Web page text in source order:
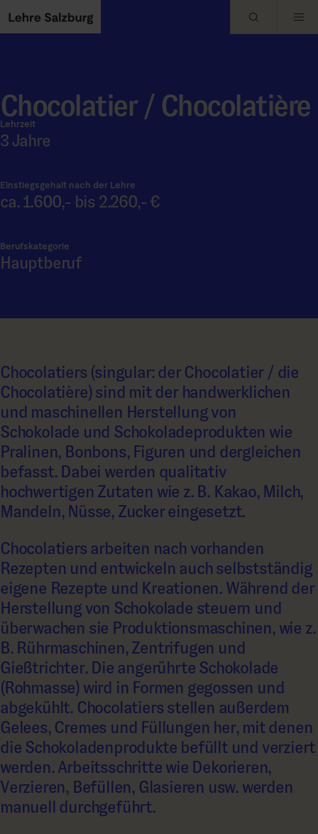
Skip to main content
Chocolatier / Chocolatière
Lehrzeit
3 Jahre
Einstiegsgehalt nach der Lehre
ca. 1.600,- bis 2.260,- €
Berufskategorie
Hauptberuf
Chocolatiers (singular: der Chocolatier / die
Chocolatière) sind mit der handwerklichen
und maschinellen Herstellung von
Schokolade und Schokoladeprodukten wie
Pralinen, Bonbons, Figuren und dergleichen
befasst. Dabei werden qualitativ
hochwertigen Zutaten wie z. B. Kakao, Milch,
Mandeln, Nüsse, Zucker eingesetzt.
Chocolatiers arbeiten nach vorhanden
Rezepten und entwickeln auch selbstständig
eigene Rezepte und Kreationen. Während der
Herstellung von Schokolade steuern und
überwachen sie Produktionsmaschinen, wie z.
B. Rührmaschinen, Zentrifugen und
Gießtrichter. Die angerührte Schokolade
(Rohmasse) wird in Formen gegossen und
abgekühlt. Chocolatiers stellen außerdem
Gelees, Cremes und Füllungen her, mit denen
die Schokoladenprodukte befüllt und verziert
werden. Arbeitsschritte wie Dekorieren,
Verzieren, Befüllen, Glasieren usw. werden
manuell durchgeführt.